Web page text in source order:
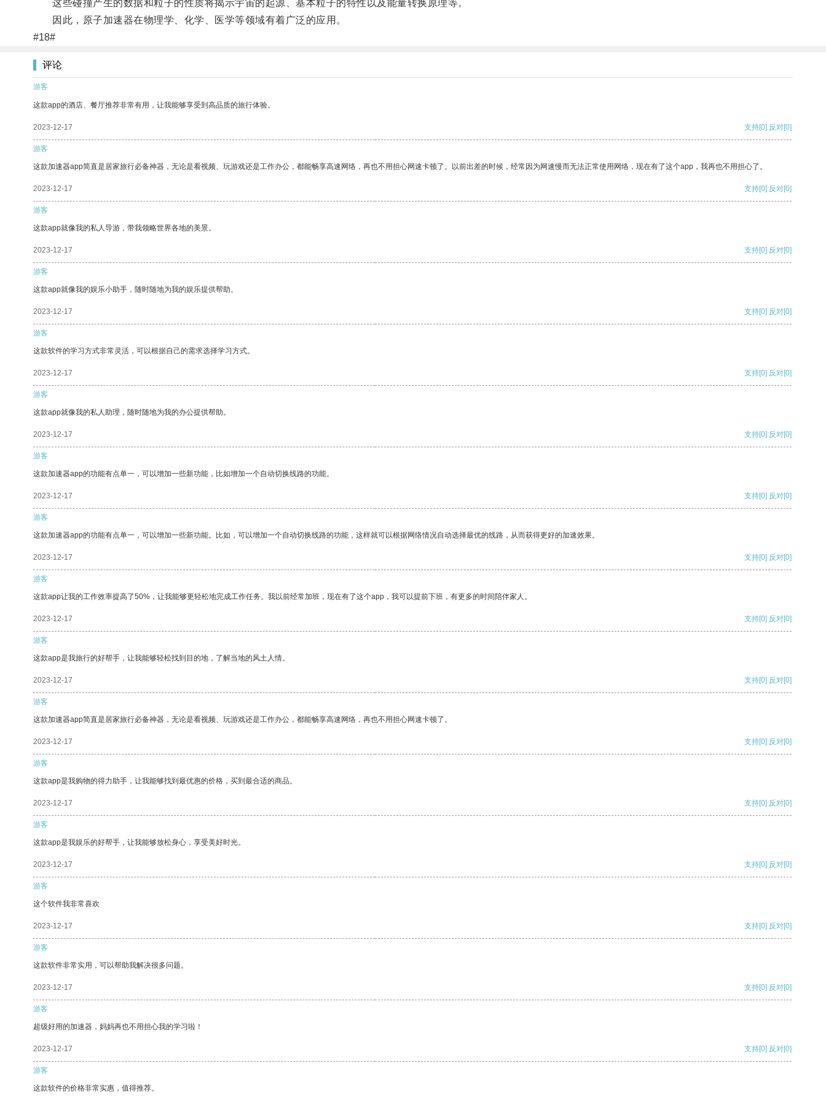
这些碰撞产生的数据和粒子的性质将揭示宇宙的起源、基本粒子的特性以及能量转换原理等。
因此，原子加速器在物理学、化学、医学等领域有着广泛的应用。
#18#
评论
游客
这款app的酒店、餐厅推荐非常有用，让我能够享受到高品质的旅行体验。
2023-12-17 支持[0] 反对[0]
游客
这款加速器app简直是居家旅行必备神器，无论是看视频、玩游戏还是工作办公，都能畅享高速网络，再也不用担心网速卡顿了。以前出差的时候，经常因为网速慢而无法正常使用网络，现在有了这个app，我再也不用担心了。
2023-12-17 支持[0] 反对[0]
游客
这款app就像我的私人导游，带我领略世界各地的美景。
2023-12-17 支持[0] 反对[0]
游客
这款app就像我的娱乐小助手，随时随地为我的娱乐提供帮助。
2023-12-17 支持[0] 反对[0]
游客
这款软件的学习方式非常灵活，可以根据自己的需求选择学习方式。
2023-12-17 支持[0] 反对[0]
游客
这款app就像我的私人助理，随时随地为我的办公提供帮助。
2023-12-17 支持[0] 反对[0]
游客
这款加速器app的功能有点单一，可以增加一些新功能，比如增加一个自动切换线路的功能。
2023-12-17 支持[0] 反对[0]
游客
这款加速器app的功能有点单一，可以增加一些新功能。比如，可以增加一个自动切换线路的功能，这样就可以根据网络情况自动选择最优的线路，从而获得更好的加速效果。
2023-12-17 支持[0] 反对[0]
游客
这款app让我的工作效率提高了50%，让我能够更轻松地完成工作任务。我以前经常加班，现在有了这个app，我可以提前下班，有更多的时间陪伴家人。
2023-12-17 支持[0] 反对[0]
游客
这款app是我旅行的好帮手，让我能够轻松找到目的地，了解当地的风土人情。
2023-12-17 支持[0] 反对[0]
游客
这款加速器app简直是居家旅行必备神器，无论是看视频、玩游戏还是工作办公，都能畅享高速网络，再也不用担心网速卡顿了。
2023-12-17 支持[0] 反对[0]
游客
这款app是我购物的得力助手，让我能够找到最优惠的价格，买到最合适的商品。
2023-12-17 支持[0] 反对[0]
游客
这款app是我娱乐的好帮手，让我能够放松身心，享受美好时光。
2023-12-17 支持[0] 反对[0]
游客
这个软件我非常喜欢
2023-12-17 支持[0] 反对[0]
游客
这款软件非常实用，可以帮助我解决很多问题。
2023-12-17 支持[0] 反对[0]
游客
超级好用的加速器，妈妈再也不用担心我的学习啦！
2023-12-17 支持[0] 反对[0]
游客
这款软件的价格非常实惠，值得推荐。